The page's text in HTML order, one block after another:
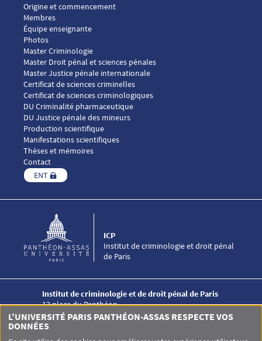
Menu footer ICP 1
Origine et commencement
Membres
Équipe enseignante
Photos
Menu footer ICP 2
Master Criminologie
Master Droit pénal et sciences pénales
Master Justice pénale internationale
Menu footer ICP 3
Certificat de sciences criminelles
Certificat de sciences criminologiques
DU Criminalité pharmaceutique
DU Justice pénale des mineurs
Menu footer ICP 4
Production scientifique
Manifestations scientifiques
Thèses et mémoires
Contact
ENT
Institut de criminologie et droit pénal
de Paris
ICP
Institut de criminologie et de droit pénal de Paris
12 place du Panthéon
75005 PARIS
+33 (0)1 44 41 50 00
L'UNIVERSITÉ PARIS PANTHÉON-ASSAS RESPECTE VOS
DONNÉES